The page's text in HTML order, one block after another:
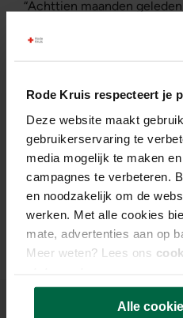
Rode Kruis respecteert je
Deze website maakt
gebruikerservaring te
media mogelijk te maken
campagnes te verbeteren.
en noodzakelijk om de
werken. Met alle cookies
mate, advertenties aan op
Meer weten? Lees ons
Alle
“Achttien maanden
gehouden. Zo hebben we
vrijwilligers hebben hun
buddy.” Johann: “We
tussen vrijwilligers tijdens
Daarnaast is het belangrijk
geregeld is. Het is de
ervaringen opdoet en na
inzetten.”